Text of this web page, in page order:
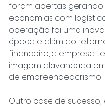
foram abertas gerando
economias com
operação foi uma
época e além do
financeiro, a empresa
imagem alavancada
de empreendedorismo
Outro case de sucesso,